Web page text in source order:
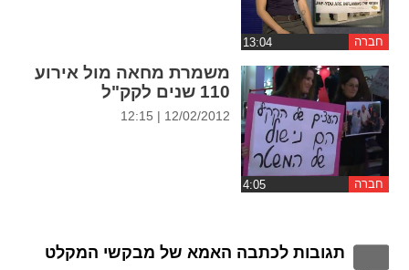
חברה
חברה
משמרת מחאה מול אירוע
110 שנים לקק"ל
12/02/2012 | 12:15
תגובות לכתבה האמא של מבקשי המקלט